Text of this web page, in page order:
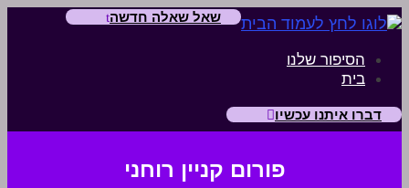
דברו איתנו עכשיו
שאל שאלה חדשה
הסיפור שלנו
בית
פורום קניין רוחני